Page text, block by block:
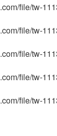
file/tw-
file/tw-
file/tw-
file/tw-
file/tw-